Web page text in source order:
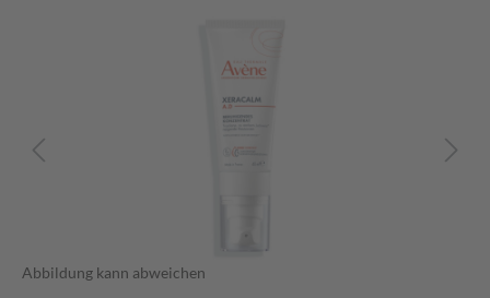
Abbildung kann abweichen